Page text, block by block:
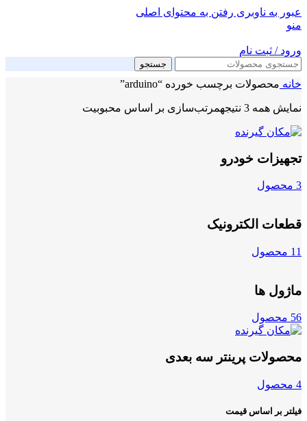
عبور به ناوبری رفتن به محتوای اصلی
منو
ورود / ثبت نام
جستجو
خانه محصولات برچسب خورده “arduino”
نمایش همه 3 نتیجه مرتب‌سازی بر اساس محبوبیت
تجهیزات خودرو
3 محصول
قطعات الکترونیک
11 محصول
ماژول ها
56 محصول
محصولات پرینتر سه بعدی
4 محصول
فیلتر بر اساس قیمت